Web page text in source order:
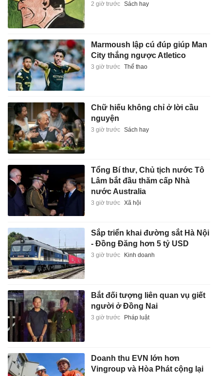
2 giờ trước Sách hay
Marmoush lập cú đúp giúp Man
City thắng ngược Atletico
3 giờ trước Thể thao
Chữ hiếu không chỉ ở lời cầu
nguyện
3 giờ trước Sách hay
Tổng Bí thư, Chủ tịch nước Tô
Lâm bắt đầu thăm cấp Nhà
nước Australia
3 giờ trước Xã hội
Sắp triển khai đường sắt Hà Nội
- Đồng Đăng hơn 5 tỷ USD
3 giờ trước Kinh doanh
Bắt đối tượng liên quan vụ giết
người ở Đồng Nai
3 giờ trước Pháp luật
Doanh thu EVN lớn hơn
Vingroup và Hòa Phát cộng lại